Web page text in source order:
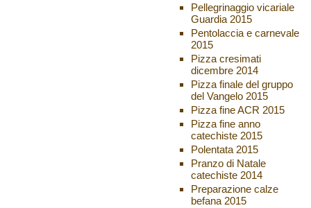
Pellegrinaggio vicariale
Guardia 2015
Pentolaccia e carnevale
2015
Pizza cresimati
dicembre 2014
Pizza finale del gruppo
del Vangelo 2015
Pizza fine ACR 2015
Pizza fine anno
catechiste 2015
Polentata 2015
Pranzo di Natale
catechiste 2014
Preparazione calze
befana 2015